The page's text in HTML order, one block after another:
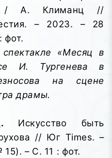
/ А. Климанц //
– 2023. – 28
фот.
«Месяц в
И. Тургенева в
на сцене
драмы.
Искусство быть
// Юг Times. –
– С. 11 : фот.